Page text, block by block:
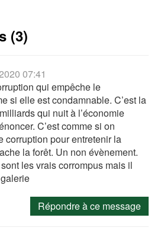
(3)
07:41
qui empêche le
si elle est condamnable. C’est la
qui nuit à l’économie
C’est comme si on
corruption pour entretenir la
la forêt. Un non évènement.
les vrais corrompus mais il
Répondre à ce message